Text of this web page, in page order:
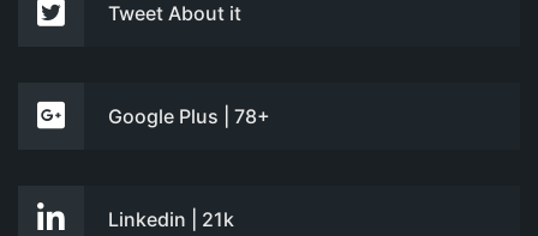
Tweet About it
Google Plus | 78+
Linkedin | 21k